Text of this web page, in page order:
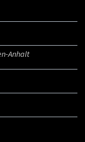
Anhalt